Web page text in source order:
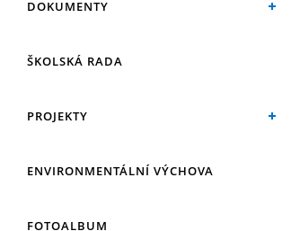
DOKUMENTY
ŠKOLSKÁ RADA
PROJEKTY
ENVIRONMENTÁLNÍ VÝCHOVA
FOTOALBUM